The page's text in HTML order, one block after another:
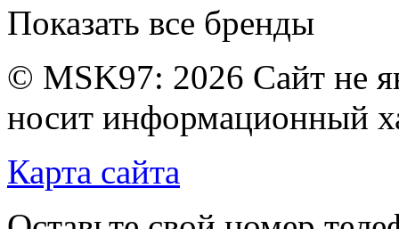
Показать все бренды
© MSK97: 2026 Сайт не
носит информационный
Карта сайта